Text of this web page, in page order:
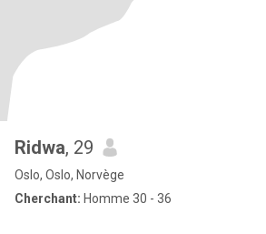
Ridwa, 29
Oslo, Oslo, Norvège
Cherchant: Homme 30 - 36